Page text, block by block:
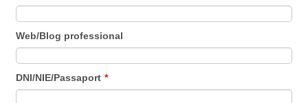
Web/Blog professional
DNI/NIE/Passaport *